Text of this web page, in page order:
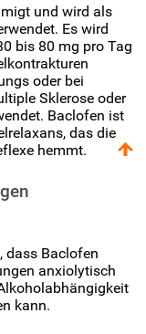
und wird als
Es wird
bis 80 mg pro Tag
oder bei
Sklerose oder
Baclofen ist
das die
hemmt.
dass Baclofen
anxiolytisch
kann.